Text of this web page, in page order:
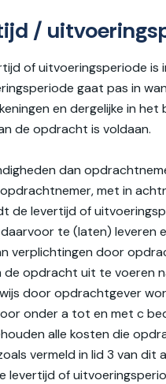
/
of uitvoeringsperiode is
gaat pas in
en dergelijke in
de opdracht is voldaan.
dan
met in
de levertijd of
te (laten) leveren
verplichtingen door
de opdracht uit te voeren
door opdrachtgever
onder a tot en met c
alle kosten die
vermeld in lid 3 van dit
levertijd of